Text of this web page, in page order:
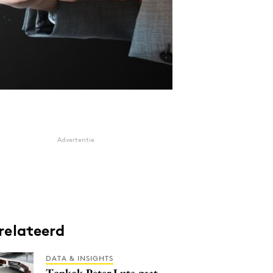
Advertentie
DATA & INSIGHTS